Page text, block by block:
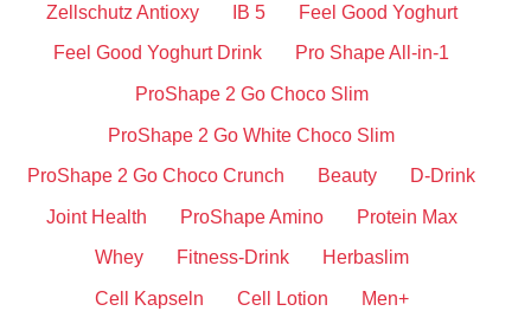
Zellschutz Antioxy IB 5 Feel Good Yoghurt
Feel Good Yoghurt Drink Pro Shape All-in-1
ProShape 2 Go Choco Slim
ProShape 2 Go White Choco Slim
ProShape 2 Go Choco Crunch Beauty D-Drink
Joint Health ProShape Amino Protein Max
Whey Fitness-Drink Herbaslim
Cell Kapseln Cell Lotion Men+